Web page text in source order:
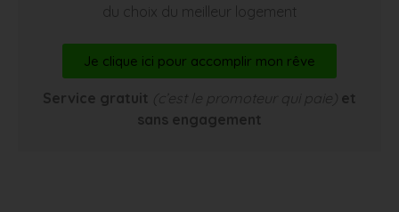
du choix du meilleur logement
Je clique ici pour accomplir mon rêve
Service gratuit (c’est le promoteur qui paie) et
sans engagement